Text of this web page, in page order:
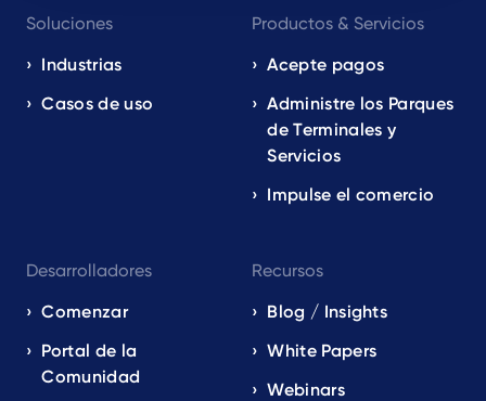
navigation
EN
Soluciones
Industrias
Casos de uso
Productos & Servicios
Acepte pagos
Administre los Parques
de Terminales y
Servicios
Impulse el comercio
Desarrolladores
Comenzar
Portal de la
Comunidad
Recursos
Blog / Insights
White Papers
Webinars